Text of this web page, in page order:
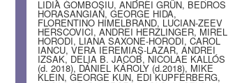
LIDIA GOMBOŞIU, ANDREI GRÜN, BEDROS
HORASANGIAN, GEORGE HIDA,
FLORENTINO HIMELBRAND, LUCIAN-ZEEV
HERSCOVICI, ANDREI HERZLINGER, MIREL
HORODI, LIANA SAXONE-HORODI, CAROL
IANCU, VERA IEREMIAŞ-LAZAR, ANDREI
IZSAK, DELIA B. JACOB, NICOLAE KALLÓS
(d. 2018), DÁNIEL KÁROLY (d.2018), MIKE
KLEIN, GEORGE KUN, EDI KUPFERBERG,